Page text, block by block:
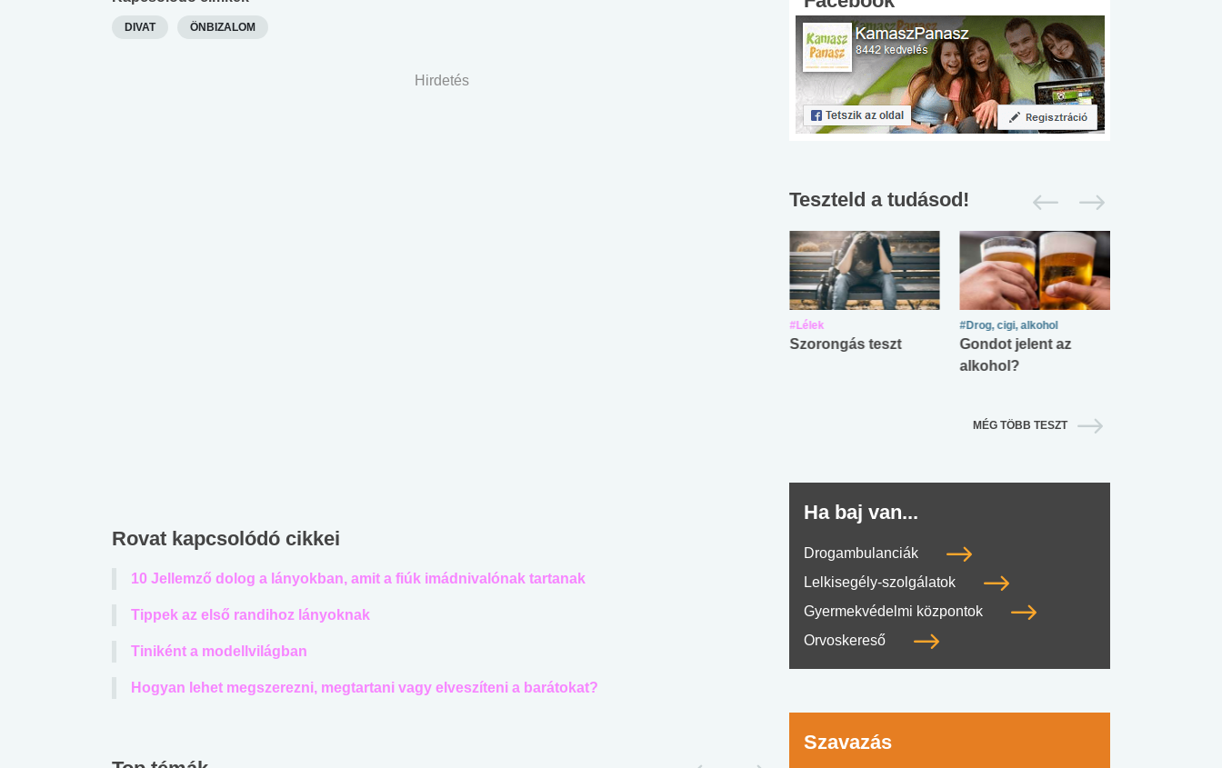
DIVAT ÖNBIZALOM
Hirdetés
Rovat kapcsolódó cikkei
10 Jellemző dolog a lányokban, amit a fiúk imádnivalónak tartanak
Tippek az első randihoz lányoknak
Tiniként a modellvilágban
Hogyan lehet megszerezni, megtartani vagy elveszíteni a barátokat?
Teszteld a tudásod!
#Lélek
Szorongás teszt
#Drog, cigi, alkohol
Gondot jelent az
alkohol?
MÉG TÖBB TESZT
Ha baj van...
Drogambulanciák
Lelkisegély-szolgálatok
Gyermekvédelmi központok
Orvoskereső
Szavazás